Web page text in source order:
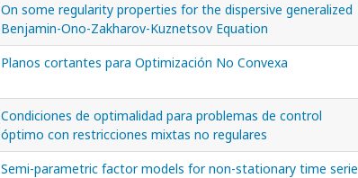
On some regularity properties for the dispersive generalized
Benjamin-Ono-Zakharov-Kuznetsov Equation
Planos cortantes para Optimización No Convexa
Condiciones de optimalidad para problemas de control
óptimo con restricciones mixtas no regulares
Semi-parametric factor models for non-stationary time